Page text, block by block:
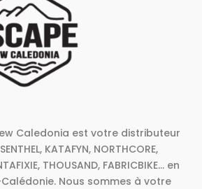
Caledonia est votre distributeur
KATAFYN, NORTHCORE,
THOUSAND, FABRICBIKE... en
Nous sommes à votre